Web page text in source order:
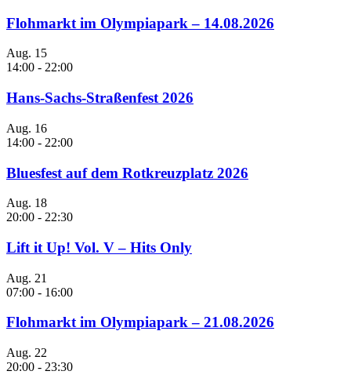
Flohmarkt im Olympiapark – 14.08.2026
Aug. 15
14:00 - 22:00
Hans-Sachs-Straßenfest 2026
Aug. 16
14:00 - 22:00
Bluesfest auf dem Rotkreuzplatz 2026
Aug. 18
20:00 - 22:30
Lift it Up! Vol. V – Hits Only
Aug. 21
07:00 - 16:00
Flohmarkt im Olympiapark – 21.08.2026
Aug. 22
20:00 - 23:30